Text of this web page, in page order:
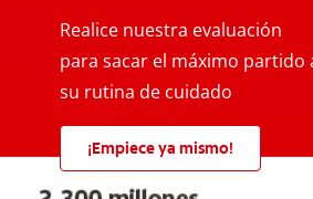
Realice nuestra evaluación
para sacar el máximo partido
su rutina de cuidado
¡Empiece ya mismo!